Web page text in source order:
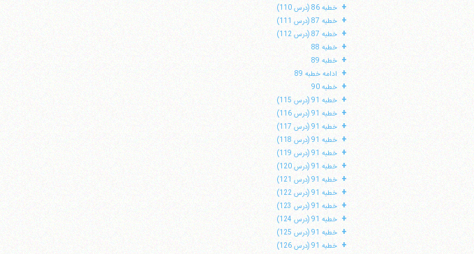
+ خطبه 86 (درس 110)
+ خطبه 87 (درس 111)
+ خطبه 87 (درس 112)
+ خطبه 88
+ خطبه 89
+ ادامه خطبه 89
+ خطبه 90
+ خطبه 91 (درس 115)
+ خطبه 91 (درس 116)
+ خطبه 91 (درس 117)
+ خطبه 91 (درس 118)
+ خطبه 91 (درس 119)
+ خطبه 91 (درس 120)
+ خطبه 91 (درس 121)
+ خطبه 91 (درس 122)
+ خطبه 91 (درس 123)
+ خطبه 91 (درس 124)
+ خطبه 91 (درس 125)
+ خطبه 91 (درس 126)